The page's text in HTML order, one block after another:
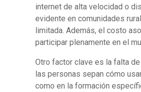
internet de alta velocidad o
evidente en comunidades
limitada. Además, el costo
participar plenamente en el
Otro factor clave es la falta de
las personas sepan cómo
como en la formación